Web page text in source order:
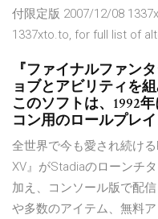
付限定版 2007/12/08
1337xto.to, for full list of
『ファイナルファン
ョブとアビリティを
このソフトは、1992
コン用のロールプレイ
全世界で今も愛され続け
XV』がStadiaのローンチ
加え、コンソール版で配
や多数のアイテム、無料